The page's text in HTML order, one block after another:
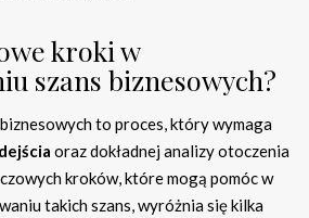
kroki w
szans biznesowych?
to proces, który wymaga
oraz dokładnej analizy otoczenia
kroków, które mogą pomóc w
takich szans, wyróżnia się kilka